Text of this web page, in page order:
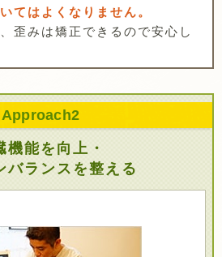
てはよくなりません。
歪みは矯正できるので安心し
Approach2
機能を向上・
バランスを整える